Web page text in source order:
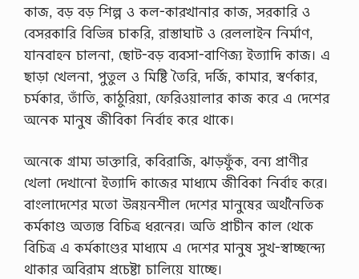
য়
বি
র্স
পা
বং
কাজ, বড় বড় শিল্প ও কল-কারখানার কাজ, সরকারি ও
বেসরকারি বিভিন্ন চাকরি, রাস্তাঘাট ও রেললাইন নির্মাণ,
যানবাহন চালনা, ছোট-বড় ব্যবসা-বাণিজ্য ইত্যাদি কাজ। এ
ছাড়া খেলনা, পুতুল ও মিষ্টি তৈরি, দর্জি, কামার, স্বর্ণকার,
চর্মকার, তাঁতি, কাঠুরিয়া, ফেরিওয়ালার কাজ করে এ দেশের
অনেক মানুষ জীবিকা নির্বাহ করে থাকে।
অনেকে গ্রাম্য ডাক্তারি, কবিরাজি, ঝাড়ফুঁক, বন্য প্রাণীর
খেলা দেখানো ইত্যাদি কাজের মাধ্যমে জীবিকা নির্বাহ করে।
বাংলাদেশের মতো উন্নয়নশীল দেশের মানুষের অর্থনৈতিক
কর্মকাণ্ড অত্যন্ত বিচিত্র ধরনের। অতি প্রাচীন কাল থেকে
বিচিত্র এ কর্মকাণ্ডের মাধ্যমে এ দেশের মানুষ সুখ-স্বাচ্ছন্দ্যে
থাকার অবিরাম প্রচেষ্টা চালিয়ে যাচ্ছে।